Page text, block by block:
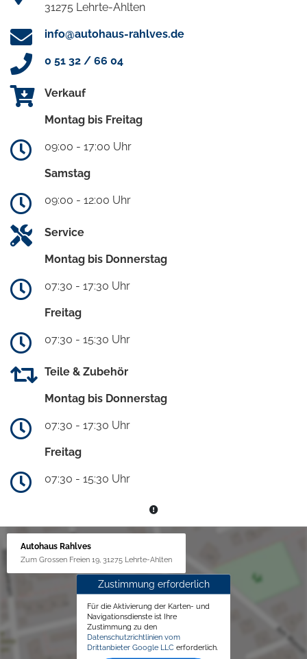
31275 Lehrte-Ahlten
info@autohaus-rahlves.de
0 51 32 / 66 04
Verkauf
Montag bis Freitag
09:00 - 17:00 Uhr
Samstag
09:00 - 12:00 Uhr
Service
Montag bis Donnerstag
07:30 - 17:30 Uhr
Freitag
07:30 - 15:30 Uhr
Teile & Zubehör
Montag bis Donnerstag
07:30 - 17:30 Uhr
Freitag
07:30 - 15:30 Uhr
Autohaus Rahlves
Zum Grossen Freien 19, 31275 Lehrte-Ahlten
Zustimmung erforderlich
Für die Aktivierung der Karten- und
Navigationsdienste ist Ihre
Zustimmung zu den
Datenschutzrichtlinien vom
Drittanbieter Google LLC erforderlich.